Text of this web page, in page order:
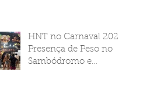
HNT no Carnaval 2025:
Presença de Peso no
Sambódromo e